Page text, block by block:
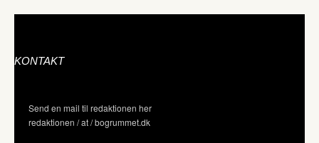
KONTAKT
Send en mail til redaktionen her
redaktionen / at / bogrummet.dk